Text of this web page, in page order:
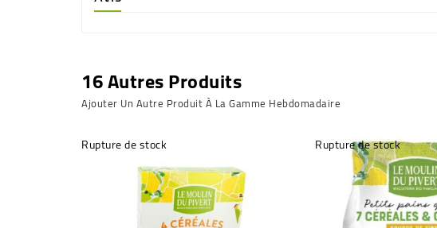
16 Autres Produits
Ajouter Un Autre Produit À La Gamme Hebdomadaire
Rupture de stock Rupture de stock